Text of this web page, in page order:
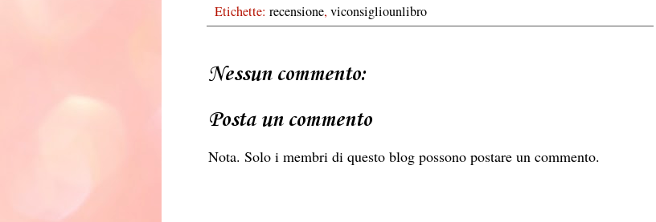
Etichette: recensione, viconsigliounlibro
Nessun commento:
Posta un commento
Nota. Solo i membri di questo blog possono postare un commento.